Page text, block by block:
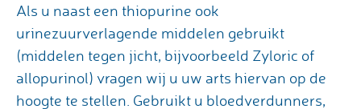
Als u naast een thiopurine ook
urinezuurverlagende middelen gebruikt
(middelen tegen jicht, bijvoorbeeld Zyloric of
allopurinol) vragen wij u uw arts hiervan op de
hoogte te stellen. Gebruikt u bloedverdunners,